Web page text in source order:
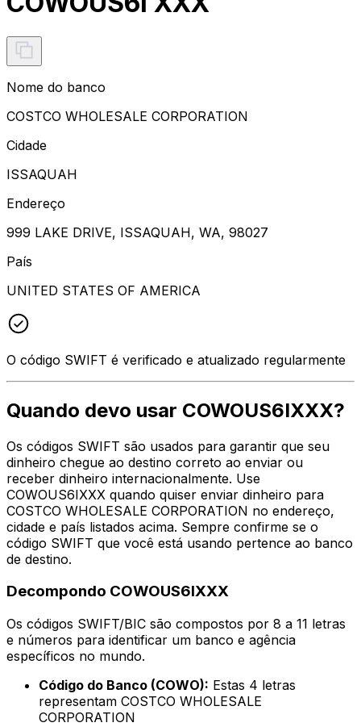
Nome do banco
COSTCO WHOLESALE CORPORATION
Cidade
ISSAQUAH
Endereço
999 LAKE DRIVE, ISSAQUAH, WA, 98027
País
UNITED STATES OF AMERICA
O código SWIFT é verificado e atualizado regularmente
Quando devo usar COWOUS6IXXX?
Os códigos SWIFT são usados para garantir que seu
dinheiro chegue ao destino correto ao enviar ou
receber dinheiro internacionalmente. Use
COWOUS6IXXX quando quiser enviar dinheiro para
COSTCO WHOLESALE CORPORATION no endereço,
cidade e país listados acima. Sempre confirme se o
código SWIFT que você está usando pertence ao banco
de destino.
Decompondo COWOUS6IXXX
Os códigos SWIFT/BIC são compostos por 8 a 11 letras
e números para identificar um banco e agência
específicos no mundo.
Código do Banco (COWO): Estas 4 letras
representam COSTCO WHOLESALE
CORPORATION